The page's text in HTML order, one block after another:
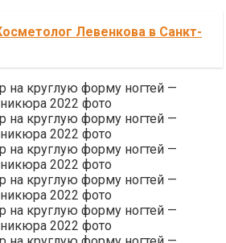
Левенкова в Санкт-